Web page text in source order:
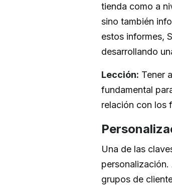
tienda como a
sino también
estos informes,
desarrollando
Lección: Tener
fundamental
relación con los
Una de las
grupos de